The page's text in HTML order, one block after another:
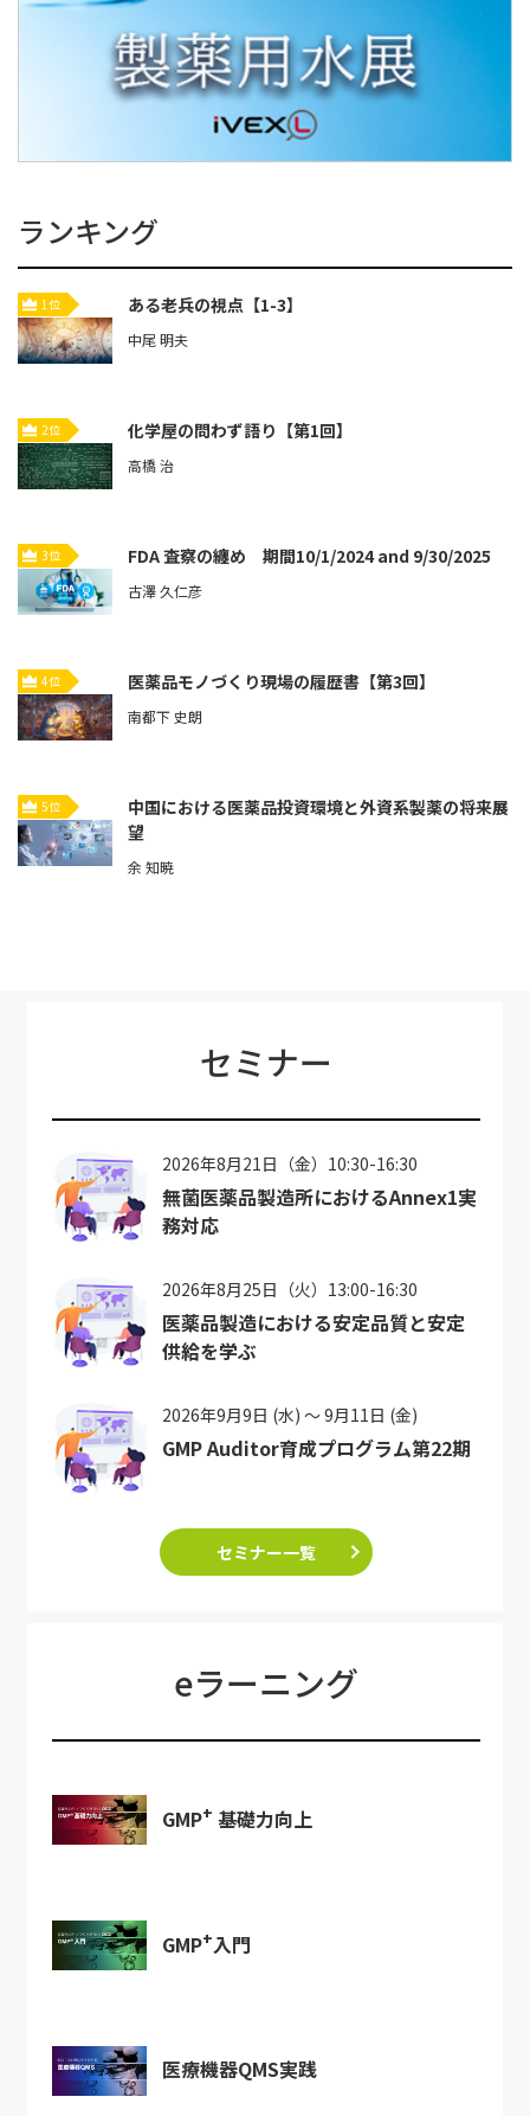
ランキング
1位 ある老兵の視点【1-3】
中尾 明夫
2位 化学屋の問わず語り【第1回】
高橋 治
3位 FDA 査察の纏め 期間10/1/2024 and 9/30/2025
古澤 久仁彦
4位 医薬品モノづくり現場の履歴書【第3回】
南都下 史朗
5位
中国における医薬品投資環境と外資系製薬の将来展
望
余 知暁
セミナー
2026年8月21日（金）10:30-16:30
無菌医薬品製造所におけるAnnex1実
務対応
2026年8月25日（火）13:00-16:30
医薬品製造における安定品質と安定
供給を学ぶ
2026年9月9日 (水) ～ 9月11日 (金)
GMP Auditor育成プログラム第22期
セミナー一覧
eラーニング
GMP+ 基礎力向上
GMP+入門
医療機器QMS実践